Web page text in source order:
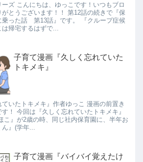
ーズ こんにちは、ゆっこです！いつもブロ
とうございます！！ 第12話の続きで『保
乗った話 第13話』です。 『クループ症候
帰宅するはずで...
子育て漫画『久しく忘れていた
トキメキ』
いたトキメキ』作者ゆっこ 漫画の前置き
！ 今回は『久しく忘れていたトキメキ』
こ』が2歳の時、同じ社内保育園に、半年お
』(学年...
子育て漫画『バイバイ覚えたけ